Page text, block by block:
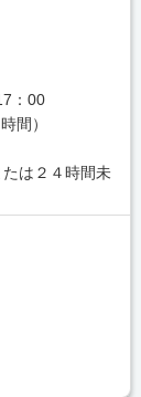
：00
間）
は２４時間未